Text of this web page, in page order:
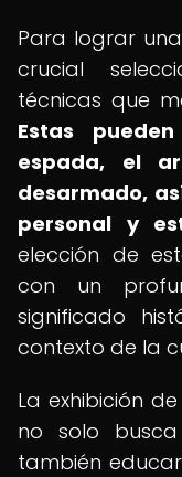
Para lograr
crucial
técnicas que
Estas
espada, el
desarmado,
personal y
elección de
con un
significado
contexto de la
La exhibición
no solo
también